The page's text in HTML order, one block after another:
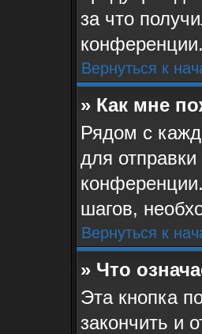
за что
конференции.
Вернуться к
» Как мне
Рядом с
для
шагов,
Вернуться к
» Что
Эта кнопка
закончить и